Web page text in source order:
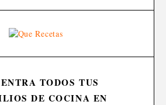
TODOS TUS
DE COCINA EN